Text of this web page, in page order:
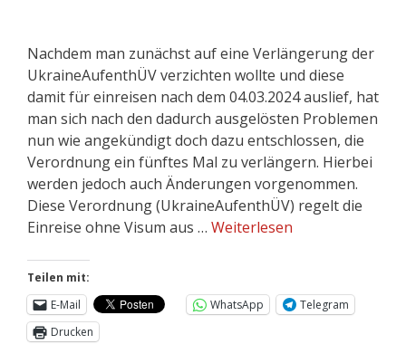
Nachdem man zunächst auf eine Verlängerung der
UkraineAufenthÜV verzichten wollte und diese
damit für einreisen nach dem 04.03.2024 auslief, hat
man sich nach den dadurch ausgelösten Problemen
nun wie angekündigt doch dazu entschlossen, die
Verordnung ein fünftes Mal zu verlängern. Hierbei
werden jedoch auch Änderungen vorgenommen.
Diese Verordnung (UkraineAufenthÜV) regelt die
Einreise ohne Visum aus … Weiterlesen
Teilen mit:
E-Mail
WhatsApp
Telegram
Drucken